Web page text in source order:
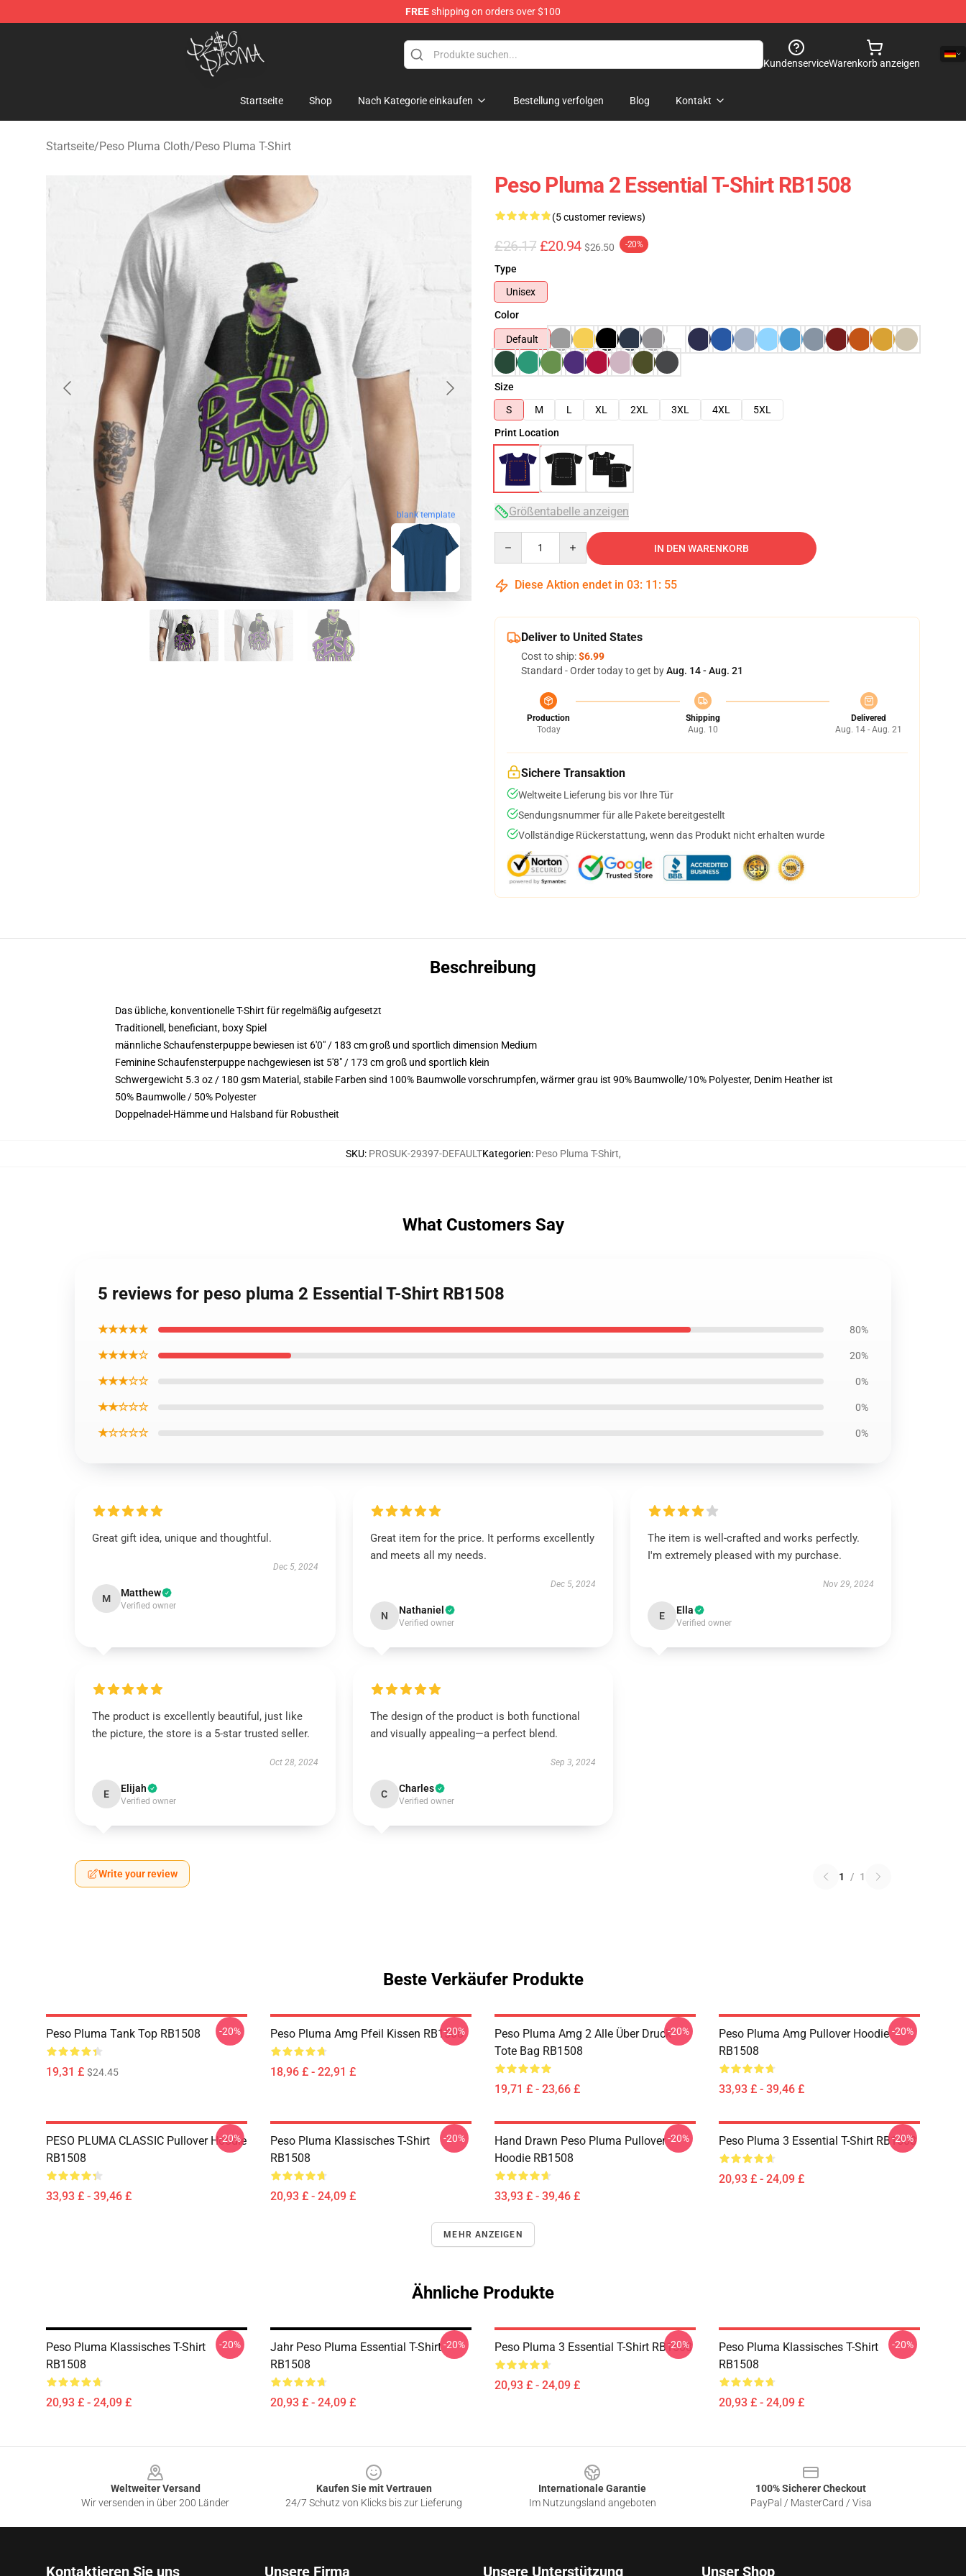
FREEshipping on orders over $100
Peso Pluma Store - Official Peso Pluma Merchandise Shop
KundenserviceWarenkorb anzeigen
Startseite Shop Nach Kategorie einkaufen Bestellung verfolgen Blog Kontakt
Startseite/Peso Pluma Cloth/Peso Pluma T-Shirt
blank template
Peso Pluma 2 Essential T-Shirt RB1508
(5 customer reviews)
£26.17 £20.94 $26.50 -20%
Type
Unisex
Color
Default
Size
S
M L XL 2XL 3XL 4XL
5XL
Print Location
Größentabelle anzeigen
IN DEN WARENKORB
Diese Aktion endet in 03: 11 : 54
Deliver to United States
Cost to ship:$6.99
Standard - Order today to get byAug. 14 - Aug. 21
Production
Today
Shipping
Aug. 10
Delivered
Aug. 14 - Aug. 21
Sichere Transaktion
Weltweite Lieferung bis vor Ihre Tür
Sendungsnummer für alle Pakete bereitgestellt
Vollständige Rückerstattung, wenn das Produkt nicht erhalten wurde
Beschreibung
Das übliche, konventionelle T-Shirt für regelmäßig aufgesetzt
Traditionell, beneficiant, boxy Spiel
männliche Schaufensterpuppe bewiesen ist 6'0" / 183 cm groß und sportlich dimension Medium
Feminine Schaufensterpuppe nachgewiesen ist 5'8" / 173 cm groß und sportlich klein
Schwergewicht 5.3 oz / 180 gsm Material, stabile Farben sind 100% Baumwolle vorschrumpfen, wärmer grau ist 90% Baumwolle/10% Polyester, Denim Heather ist
50% Baumwolle / 50% Polyester
Doppelnadel-Hämme und Halsband für Robustheit
SKU: PROSUK-29397-DEFAULTKategorien: Peso Pluma T-Shirt,
What Customers Say
5 reviews for peso pluma 2 Essential T-Shirt RB1508
★★★★★ 80%
★★★★☆ 20%
★★★☆☆ 0%
★★☆☆☆ 0%
★☆☆☆☆ 0%
Great gift idea, unique and thoughtful.
Dec 5, 2024
M Matthew
Verified owner
Great item for the price. It performs excellently
and meets all my needs.
Dec 5, 2024
N Nathaniel
Verified owner
The item is well-crafted and works perfectly.
I'm extremely pleased with my purchase.
Nov 29, 2024
E Ella
Verified owner
The product is excellently beautiful, just like
the picture, the store is a 5-star trusted seller.
Oct 28, 2024
E Elijah
Verified owner
The design of the product is both functional
and visually appealing—a perfect blend.
Sep 3, 2024
C Charles
Verified owner
Write your review 1 / 1
Beste Verkäufer Produkte
Peso Pluma Tank Top RB1508
19,31 £ $24.45
-20% Peso Pluma Amg Pfeil Kissen RB1508
18,96 £ - 22,91 £
-20%
Peso Pluma Amg 2 Alle Über Druck
Tote Bag RB1508
19,71 £ - 23,66 £
-20%
Peso Pluma Amg Pullover Hoodie
RB1508
33,93 £ - 39,46 £
-20%
PESO PLUMA CLASSIC Pullover Hoodie
RB1508
33,93 £ - 39,46 £
-20%
Peso Pluma Klassisches T-Shirt
RB1508
20,93 £ - 24,09 £
-20%
Hand Drawn Peso Pluma Pullover
Hoodie RB1508
33,93 £ - 39,46 £
-20% Peso Pluma 3 Essential T-Shirt RB1508
20,93 £ - 24,09 £
-20%
MEHR ANZEIGEN
Ähnliche Produkte
Peso Pluma Klassisches T-Shirt
RB1508
20,93 £ - 24,09 £
-20%
Jahr Peso Pluma Essential T-Shirt
RB1508
20,93 £ - 24,09 £
-20% Peso Pluma 3 Essential T-Shirt RB1508
20,93 £ - 24,09 £
-20%
Peso Pluma Klassisches T-Shirt
RB1508
20,93 £ - 24,09 £
-20%
Weltweiter Versand
Wir versenden in über 200 Länder
Kaufen Sie mit Vertrauen
24/7 Schutz von Klicks bis zur Lieferung
Internationale Garantie
Im Nutzungsland angeboten
100% Sicherer Checkout
PayPal / MasterCard / Visa
Kontaktieren Sie uns Unsere Firma Unsere Unterstützung Unser Shop